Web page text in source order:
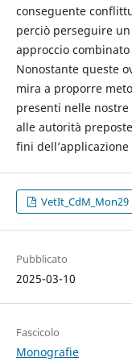
conseguente
perciò perseguire un
approccio combinato
Nonostante queste
mira a proporre
presenti nelle nostre
alle autorità
fini
VetIt_CdM_Mon29
Pubblicato
2025-03-10
Fascicolo
Monografie